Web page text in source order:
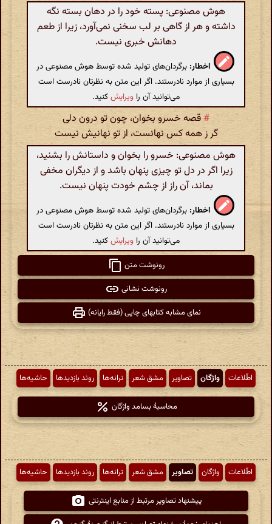
هوش مصنوعی: پسته خود را در دهان بسته نگه
داشته و هر از گاهی بر لب سخنی نمی‌آورد، زیرا از طعم
دهانش خبری نیست.
اخطار: برگردان‌های تولید شده توسط هوش مصنوعی در
بسیاری از موارد نادرستند. اگر این متن به نظرتان نادرست است
می‌توانید آن را ویرایشکنید.
# قصه خسرو بخوان، چون تو درون دلی
گر ز همه کس نهانست، از تو نهانیش نیست
هوش مصنوعی: خسرو را بخوان و داستانش را بشنید،
زیرا اگر در دل تو چیزی پنهان باشد و از دیگران مخفی
بماند، آن راز از چشم خودت پنهان نیست.
اخطار: برگردان‌های تولید شده توسط هوش مصنوعی در
بسیاری از موارد نادرستند. اگر این متن به نظرتان نادرست است
می‌توانید آن را ویرایشکنید.
رونوشت متن
رونوشت نشانی
نمای مشابه کتابهای چاپی (فقط رایانه)
اطّلاعات واژگان تصاویر مشق شعر ترانه‌ها روند بازدیدها حاشیه‌ها
محاسبهٔ بسامد واژگان
اطّلاعات واژگان تصاویر مشق شعر ترانه‌ها روند بازدیدها حاشیه‌ها
پیشنهاد تصاویر مرتبط از منابع اینترنتی